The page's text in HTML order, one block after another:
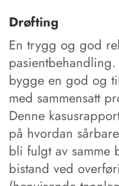
Drøfting
En trygg og god
bygge en god og
med sammensatt
Denne
på hvordan
bli fulgt av samme
bistand ved